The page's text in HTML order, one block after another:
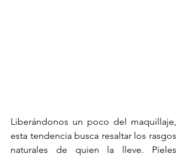
Liberándonos un poco del maquillaje,
esta tendencia busca resaltar los rasgos
naturales de quien la lleve. Pieles